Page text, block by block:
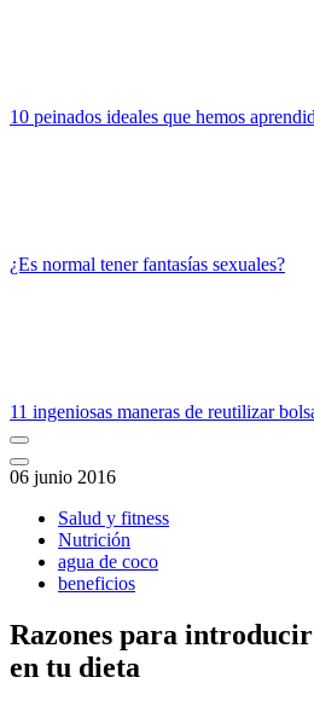
10 peinados ideales que hemos
¿Es normal tener fantasías sexuales?
11 ingeniosas maneras de reutilizar
06 junio 2016
Salud y fitness
Nutrición
agua de coco
beneficios
Razones para introducir
en tu dieta